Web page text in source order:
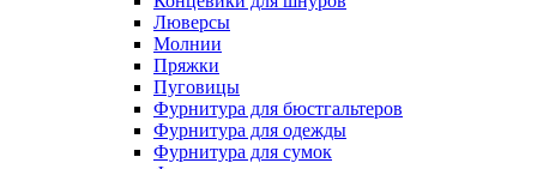
Люверсы
Молнии
Пряжки
Пуговицы
Фурнитура для бюстгальтеров
Фурнитура для одежды
Фурнитура для сумок